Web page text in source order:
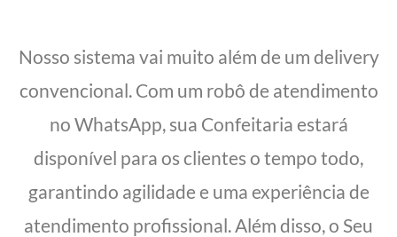
Nosso sistema vai muito além de um delivery
convencional. Com um robô de atendimento
no WhatsApp, sua Confeitaria estará
disponível para os clientes o tempo todo,
garantindo agilidade e uma experiência de
atendimento profissional. Além disso, o Seu